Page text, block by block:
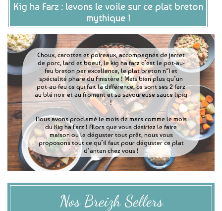
Kig ha Farz : levons le voile sur ce plat breton
mythique !
Choux, carottes et poireaux, accompagnés de jarret
de porc, lard et boeuf, le kig ha farz c’est le pot-au-
feu breton par excellence, le plat breton n°1 et
spécialité phare du Finistère ! Mais bien plus qu’un
pot-au-feu ce qui fait la différence, ce sont ses 2 farz
au blé noir et au froment et sa savoureuse sauce lipig
!
Nous avons proclamé le mois de mars comme le mois
du Kig ha Farz ! Alors que vous désiriez le faire
maison ou le déguster tout prêt, nous vous
proposons tout ce qu’il faut pour déguster ce plat
d’antan chez vous !
Nos Breizh Sellers